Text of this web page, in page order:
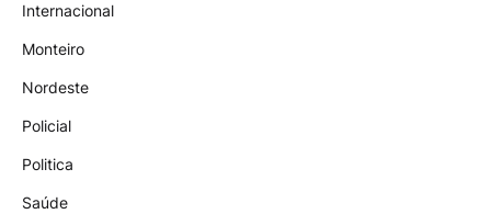
Internacional
Monteiro
Nordeste
Policial
Politica
Saúde